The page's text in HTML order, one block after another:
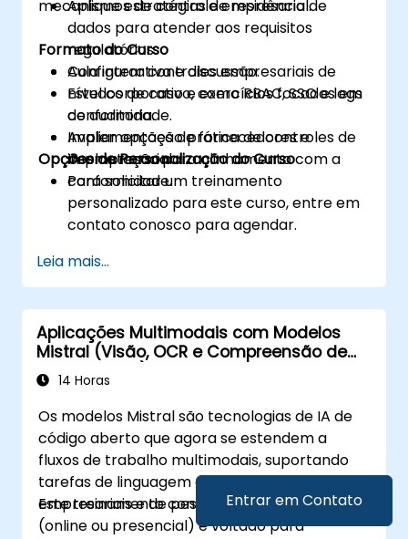
Entrar em Contato
mecanismos de controle empresarial.
Aplique estratégias de residência de
dados para atender aos requisitos
regulatórios.
Configurar controles empresariais de
nível corporativo, como RBAC, SSO e logs
de auditoria.
Avaliar opções de fornecedores e
implantação para alinhamento com a
conformidade.
Formato do Curso
Aula interativa e discussão.
Estudos de caso e exercícios focados em
conformidade.
Implementação prática de controles de
IA empresarial.
Opções de Personalização do Curso
Para solicitar um treinamento
personalizado para este curso, entre em
contato conosco para agendar.
Leia mais...
Aplicações Multimodais com Modelos
Mistral (Visão, OCR e Compreensão de
Documentos)
14 Horas
Os modelos Mistral são tecnologias de IA de
código aberto que agora se estendem a
fluxos de trabalho multimodais, suportando
tarefas de linguagem e visão para aplicações
empresariais e de pesquisa.
Este treinamento conduzido por instrutor
(online ou presencial) é voltado para